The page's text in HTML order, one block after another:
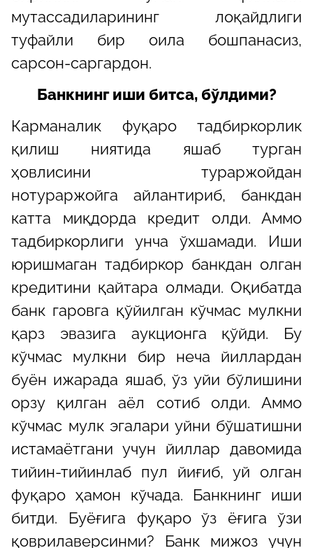
мутассадиларининг лоқайдлиги
туфайли бир оила бошпанасиз,
сарсон-саргардон.
Банкнинг иши битса, бўлдими?
Карманалик фуқаро тадбиркорлик
қилиш ниятида яшаб турган
ҳовлисини тураржойдан
нотураржойга айлантириб, банкдан
катта миқдорда кредит олди. Аммо
тадбиркорлиги унча ўхшамади. Иши
юришмаган тадбиркор банкдан олган
кредитини қайтара олмади. Оқибатда
банк гаровга қўйилган кўчмас мулкни
қарз эвазига аукционга қўйди. Бу
кўчмас мулкни бир неча йиллардан
буён ижарада яшаб, ўз уйи бўлишини
орзу қилган аёл сотиб олди. Аммо
кўчмас мулк эгалари уйни бўшатишни
истамаётгани учун йиллар давомида
тийин-тийинлаб пул йиғиб, уй олган
фуқаро ҳамон кўчада. Банкнинг иши
битди. Буёғига фуқаро ўз ёғига ўзи
қоврилаверсинми? Банк мижоз учун